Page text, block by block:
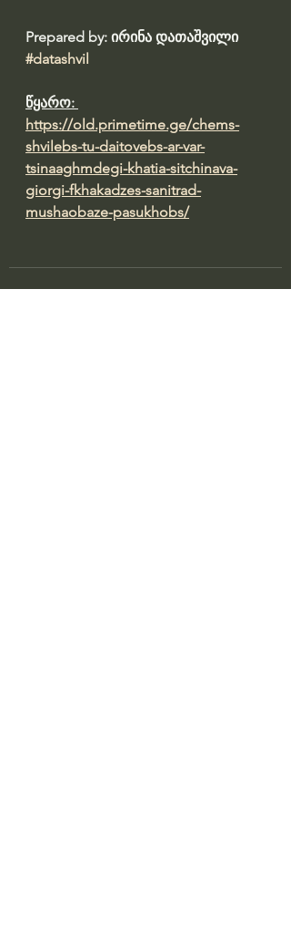
Prepared by: ირინა დათაშვილი
#datashvil
წყარო:
https://old.primetime.ge/chems-
shvilebs-tu-daitovebs-ar-var-
tsinaaghmdegi-khatia-sitchinava-
giorgi-fkhakadzes-sanitrad-
mushaobaze-pasukhobs/